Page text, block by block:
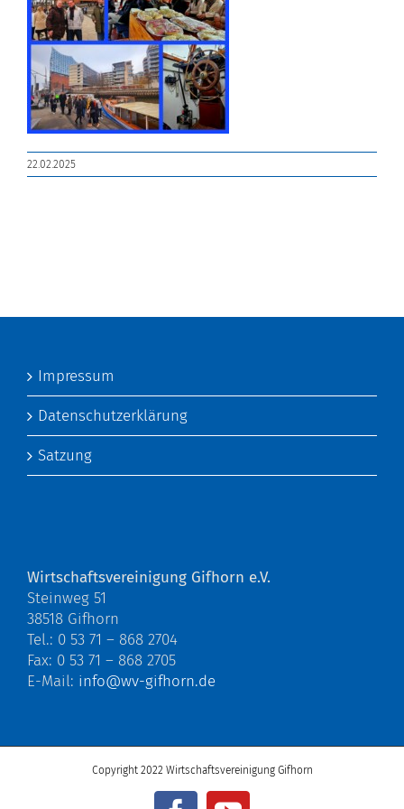
22.02.2025
Impressum
Datenschutzerklärung
Satzung
Wirtschaftsvereinigung Gifhorn e.V.
Steinweg 51
38518 Gifhorn
Tel.: 0 53 71 – 868 2704
Fax: 0 53 71 – 868 2705
E-Mail: info@wv-gifhorn.de
Copyright 2022 Wirtschaftsvereinigung Gifhorn